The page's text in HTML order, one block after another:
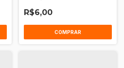
R$6,00